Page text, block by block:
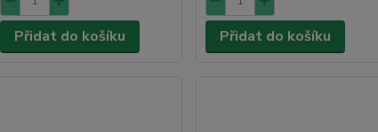
Přidat do košíku Přidat do košíku